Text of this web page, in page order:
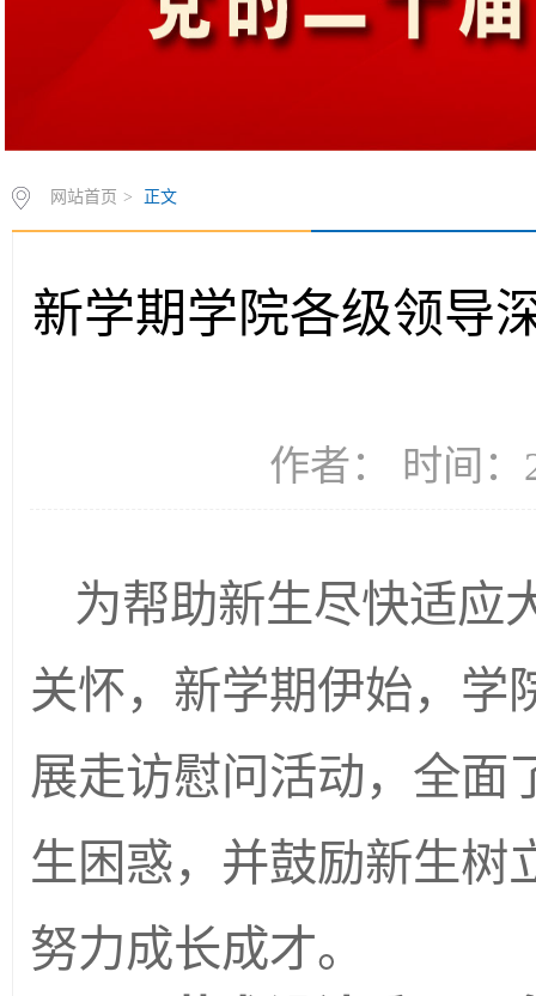
网站首页 > 正文
新学期学院各级领导
作者： 时间：
为帮助新生尽快适应
关怀，新学期伊始，学
展走访慰问活动，全面
生困惑，并鼓励新生树
努力成长成才。